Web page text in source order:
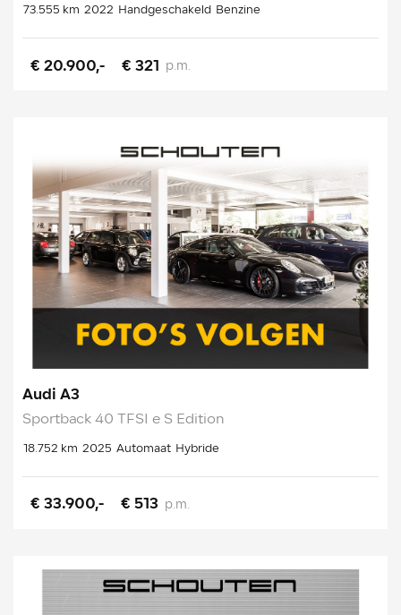
73.555 km 2022 Handgeschakeld Benzine
€ 20.900,- € 321 p.m.
Audi A3
Sportback 40 TFSI e S Edition
18.752 km 2025 Automaat Hybride
€ 33.900,- € 513 p.m.